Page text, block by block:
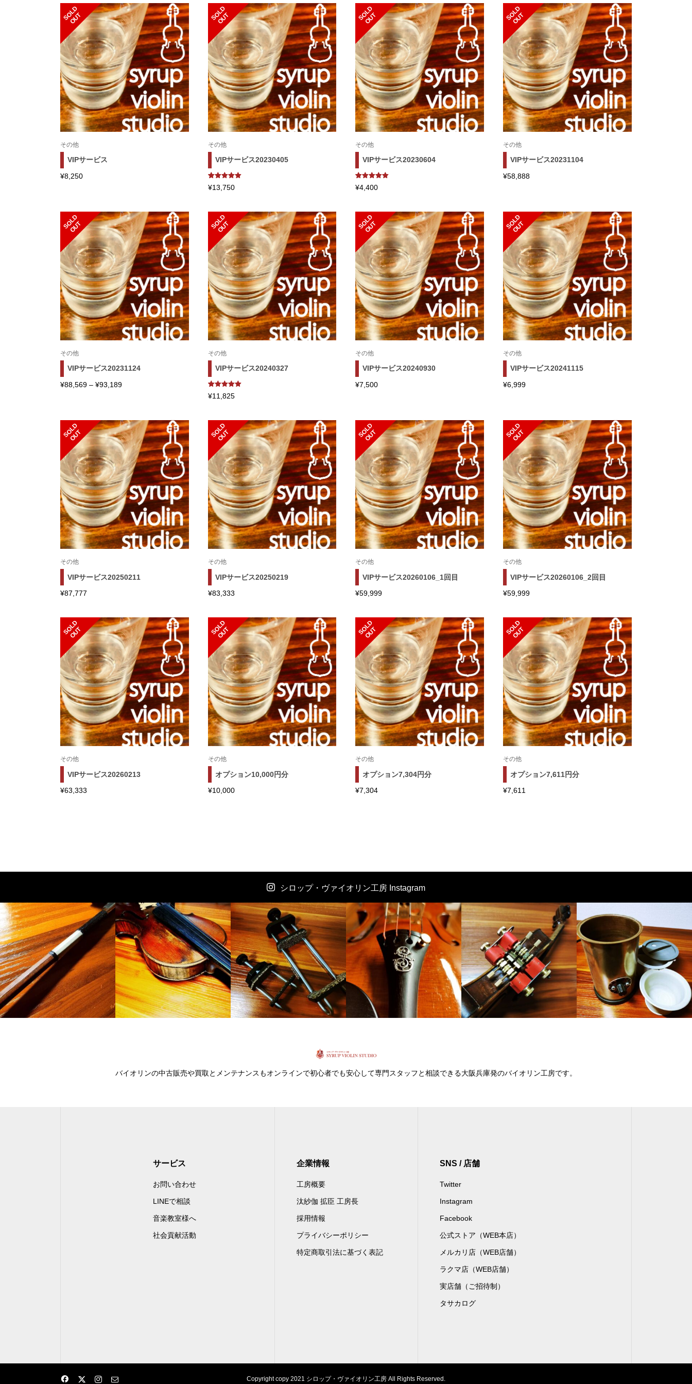
S
O
L
D
O
U
T
その他
VIPサービス
¥8,250
S
O
L
D
O
U
T
その他
VIPサービス20230405
1
件の利用者
評価に基づ
¥13,750
S
O
L
D
O
U
T
その他
VIPサービス20230604
1
件の利用者
評価に基づ
¥4,400
S
O
L
D
O
U
T
その他
VIPサービス20231104
¥58,888
S
O
L
D
O
U
T
その他
VIPサービス20231124
¥88,569 – ¥93,189価
¥88,569
–
¥93,189
S
O
L
D
O
U
T
その他
VIPサービス20240327
1
件の利用者
評価に基づ
¥11,825
S
O
L
D
O
U
T
その他
VIPサービス20240930
¥7,500
S
O
L
D
O
U
T
その他
VIPサービス20241115
¥6,999
S
O
L
D
O
U
T
その他
VIPサービス20250211
¥87,777
S
O
L
D
O
U
T
その他
VIPサービス20250219
¥83,333
S
O
L
D
O
U
T
その他
VIPサービス20260106_1回目
¥59,999
S
O
L
D
O
U
T
その他
VIPサービス20260106_2回目
¥59,999
S
O
L
D
O
U
T
その他
VIPサービス20260213
¥63,333
S
O
L
D
O
U
T
その他
オプション10,000円分
¥10,000
S
O
L
D
O
U
T
その他
オプション7,304円分
¥7,304
S
O
L
D
O
U
T
その他
オプション7,611円分
¥7,611
シロップ・ヴァイオリン工房 Instagram
バイオリンの中古販売や買取とメンテナンスもオンラインで初心者でも安心して専門スタッフと相談できる大阪兵庫発のバイオリン工房です。
サービス
お問い合わせ
LINEで相談
音楽教室様へ
社会貢献活動
企業情報
工房概要
汰紗伽 拡臣 工房長
採用情報
プライバシーポリシー
特定商取引法に基づく表記
SNS / 店舗
Twitter
Instagram
Facebook
公式ストア（WEB本店）
メルカリ店（WEB店舗）
ラクマ店（WEB店舗）
実店舗（ご招待制）
タサカログ
Copyright copy 2021 シロップ・ヴァイオリン工房 All Rights Reserved.